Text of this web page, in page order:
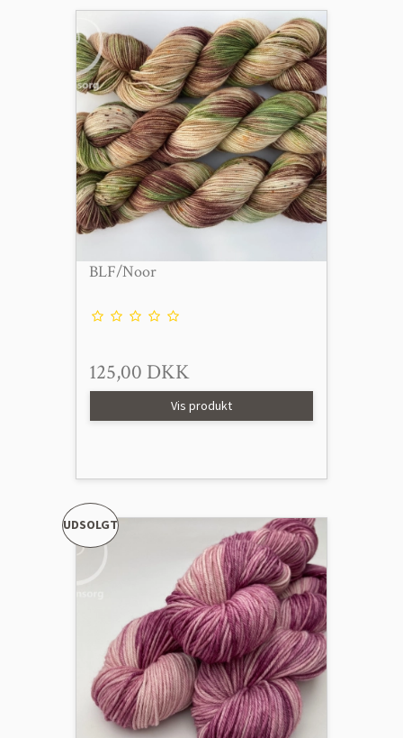
BLF/Noor
125,00 DKK
Vis produkt
UDSOLGT